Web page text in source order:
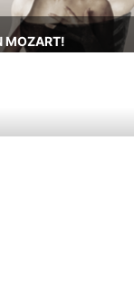
MOZART!